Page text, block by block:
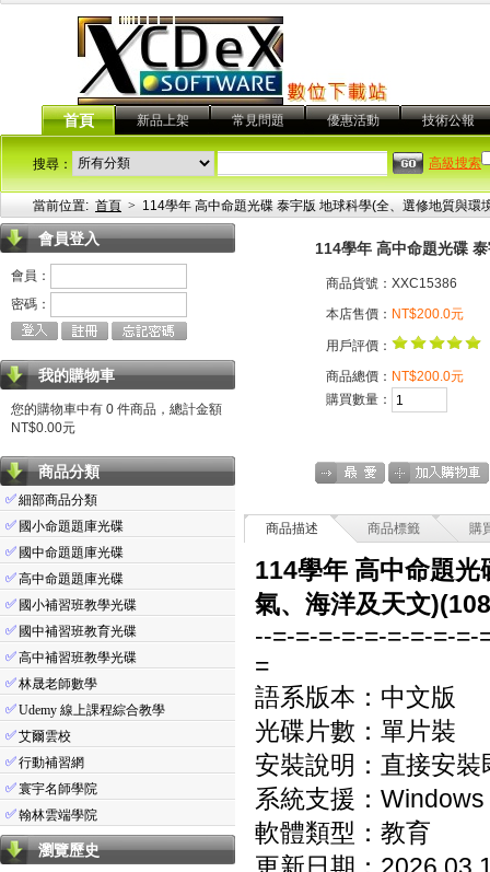
首頁 新品上架 常見問題 優惠活動 技術公報
搜尋： 高級搜索
當前位置: 首頁 > 114學年 高中命題光碟 泰宇版 地球科學(全、選修地質與
會員登入
會員：
密碼：
我的購物車
您的購物車中有 0 件商品，總計金額
NT$0.00元
商品分類
✅細部商品分類
✅ 國小命題題庫光碟
✅ 國中命題題庫光碟
✅高中命題題庫光碟
✅ 國小補習班教學光碟
✅ 國中補習班教育光碟
✅高中補習班教學光碟
✅林晟老師數學
✅Udemy 線上課程綜合教學
✅艾爾雲校
✅行動補習網
✅寰宇名師學院
✅翰林雲端學院
瀏覽歷史
114學年 高中命題光碟
商品貨號：XXC15386
本店售價： NT$200.0元
用戶評價：
商品總價： NT$200.0元
購買數量：
商品描述 商品標籤 購
114學年 高中命題
氣、海洋及天文
--=-=-=-=-=-=-=-=-=-
=
語系版本：中文版
光碟片數：單片裝
安裝說明：直接安裝
系統支援：
軟體類型：教育